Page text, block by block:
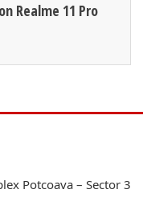
Realme 11 Pro
Potcoava – Sector 3